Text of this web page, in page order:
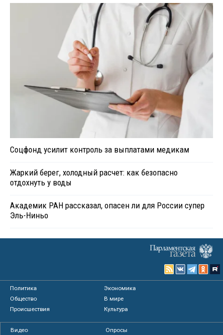
Соцфонд усилит контроль за выплатами медикам
Жаркий берег, холодный расчет: как безопасно
отдохнуть у воды
Академик РАН рассказал, опасен ли для России супер
Эль-Ниньо
Политика
Экономика
Общество
В мире
Происшествия
Культура
Видео
Опросы